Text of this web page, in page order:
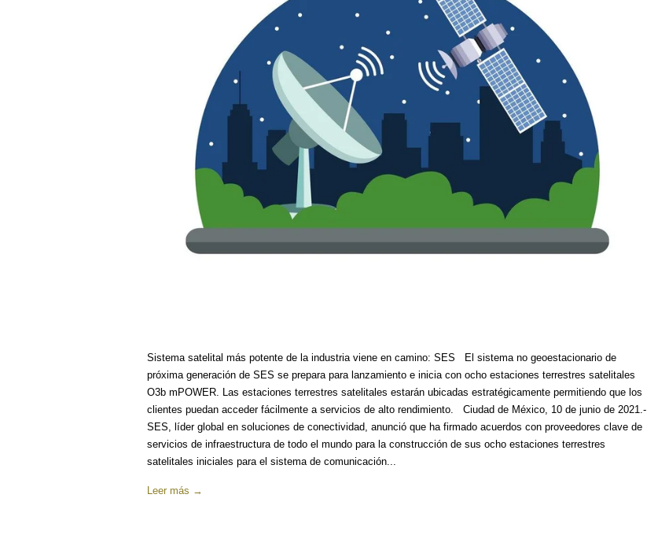
Sistema satelital más potente de la industria viene en camino: SES El sistema no geoestacionario de
próxima generación de SES se prepara para lanzamiento e inicia con ocho estaciones terrestres satelitales
O3b mPOWER. Las estaciones terrestres satelitales estarán ubicadas estratégicamente permitiendo que los
clientes puedan acceder fácilmente a servicios de alto rendimiento. Ciudad de México, 10 de junio de 2021.-
SES, líder global en soluciones de conectividad, anunció que ha firmado acuerdos con proveedores clave de
servicios de infraestructura de todo el mundo para la construcción de sus ocho estaciones terrestres
satelitales iniciales para el sistema de comunicación...
Leer más →